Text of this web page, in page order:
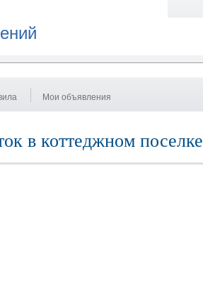
Мои объявления
в коттеджном поселке